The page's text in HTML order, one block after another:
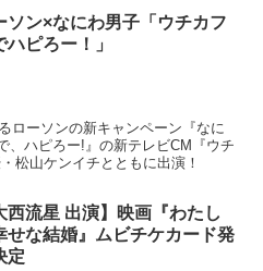
ソン×なにわ男子「ウチカフ
ハピろー！」
ローソンの新キャンペーン『なに
、ハピろー!』の新テレビCM『ウチ
松山ケンイチとともに出演！
西流星 出演】映画『わたし
せな結婚』ムビチケカード発
定